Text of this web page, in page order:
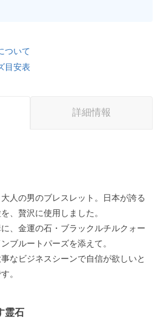
ついて
目安表
詳細情報
人の男のブレスレット。日本が誇る
、贅沢に使用しました。
、金運の石・ブラックルチルクォー
ブルートパーズを添えて。
なビジネスシーンで自信が欲しいと
。
霊石